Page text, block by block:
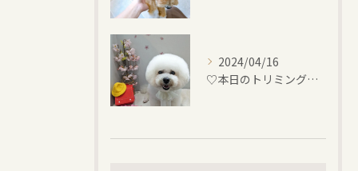
2024/04/16
♡本日のトリミング♡⁠~岡崎トリミングサロン~